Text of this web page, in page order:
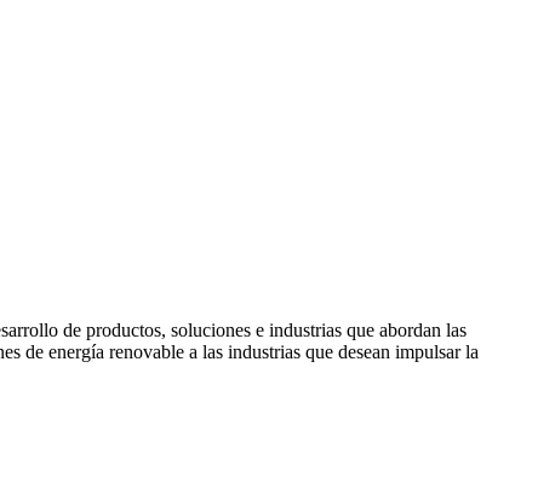
de productos, soluciones e industrias que abordan las
de energía renovable a las industrias que desean impulsar la